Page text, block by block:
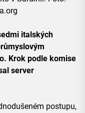
italských
Krok podle komise
server
postupu,